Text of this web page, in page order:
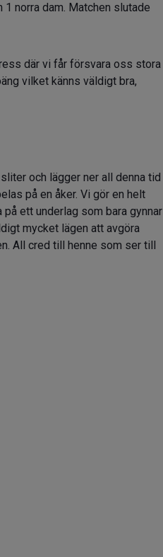
norra dam. Matchen slutade
där vi får försvara oss stora
vilket känns väldigt bra,
och lägger ner all denna tid
på en åker. Vi gör en helt
ett underlag som bara gynnar
mycket lägen att avgöra
All cred till henne som ser till